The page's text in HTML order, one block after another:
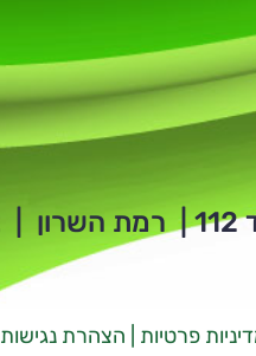
דיניות פרטיות הצהרת נגישות